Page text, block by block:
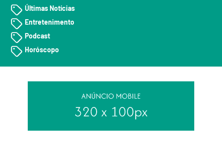
Últimas Notícias
Entretenimento
Podcast
Horóscopo